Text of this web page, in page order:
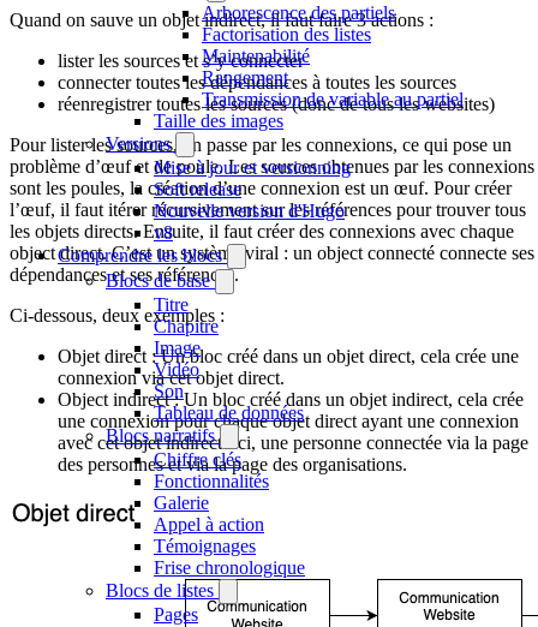
Arborescence des partiels
Factorisation des listes
Maintenabilité
Rangement
Transmission de variable au partiel
Taille des images
Versions
Mise à jour et versionning
Soft release
Nouvelle version d'Hugo
v8
Comprendre les blocs
Blocs de base
Titre
Chapitre
Image
Vidéo
Son
Tableau de données
Blocs narratifs
Chiffre clés
Fonctionnalités
Galerie
Appel à action
Témoignages
Frise chronologique
Blocs de listes
Pages
Quand on sauve un objet indirect, il faut faire 3 actions :
lister les sources et s’y connecter
connecter toutes les dépendances à toutes les sources
réenregistrer toutes les sources (donc de tous les websites)
Pour lister les sources, on passe par les connexions, ce qui pose un
problème d’œuf et de poule. Les sources obtenues par les connexions
sont les poules, la création d’une connexion est un œuf. Pour créer
l’œuf, il faut itérer récursivement sur les références pour trouver tous
les objets directs. Ensuite, il faut créer des connexions avec chaque
object direct. C’est un système viral : un object connecté connecte ses
dépendances et ses références.
Ci-dessous, deux exemples :
Objet direct : Un bloc créé dans un objet direct, cela crée une
connexion via cet objet direct.
Object indirect : Un bloc créé dans un objet indirect, cela crée
une connexion pour chaque objet direct ayant une connexion
avec cet objet indirect. Ici, une personne connectée via la page
des personnes et via la page des organisations.